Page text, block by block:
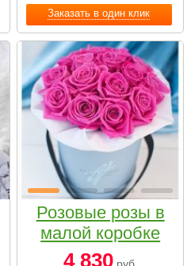
Заказать в один клик
Розовые розы в
малой коробке
4 830